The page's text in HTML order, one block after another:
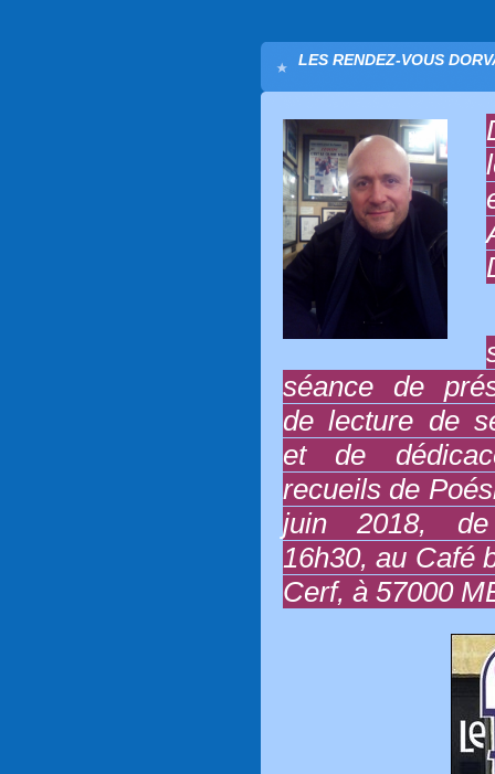
LES RENDEZ-VOUS
séance de
de lecture de
et de
recueils de
juin 2018,
16h30, au Café
Cerf, à 57000